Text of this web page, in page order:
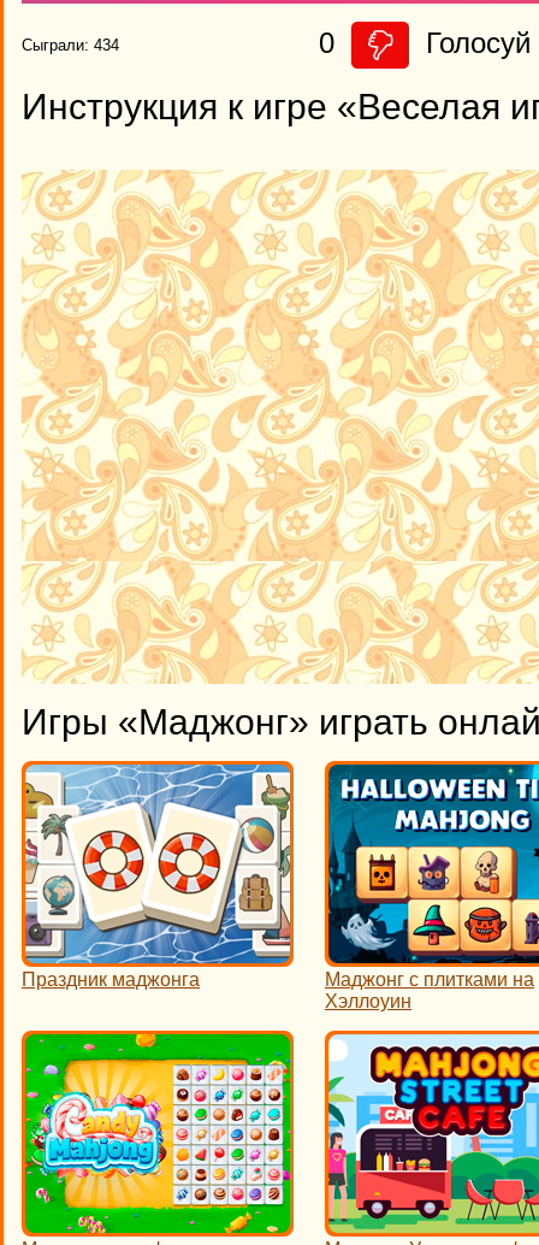
Сыграли: 434 0 Голосуй
Инструкция к игре «Веселая
Игры «Маджонг» играть
Праздник маджонга
Маджонг с плитками на
Хэллоуин